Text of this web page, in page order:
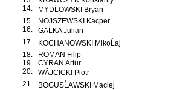
14.
MYDĹOWSKI Bryan
15.
NOJSZEWSKI Kacper
16.
GAĹKA Julian
17.
KOCHANOWSKI MikoĹaj
18.
ROMAN Filip
19.
CYRAN Artur
20.
WĂJCICKI Piotr
21.
BOGUSĹAWSKI Maciej